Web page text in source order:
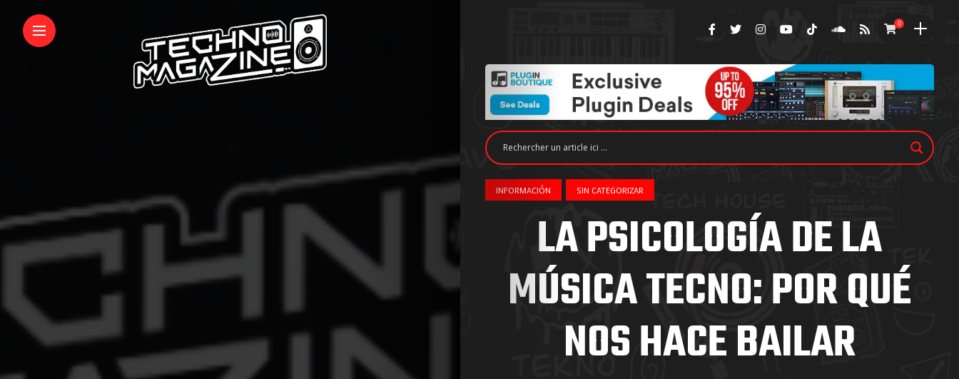
0
INFORMACIÓN SIN CATEGORIZAR
LA PSICOLOGÍA DE LA
MÚSICA TECNO: POR QUÉ
NOS HACE BAILAR